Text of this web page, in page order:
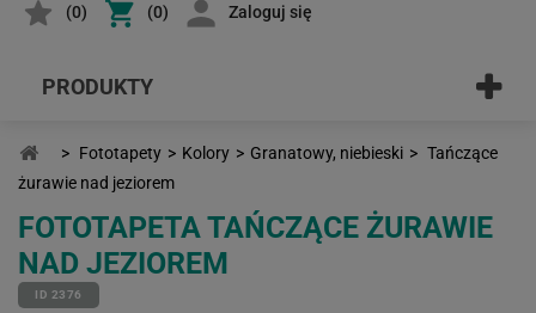
(0) (0) Zaloguj się
PRODUKTY
> Fototapety > Kolory > Granatowy, niebieski > Tańczące
żurawie nad jeziorem
FOTOTAPETA TAŃCZĄCE ŻURAWIE
NAD JEZIOREM
ID 2376